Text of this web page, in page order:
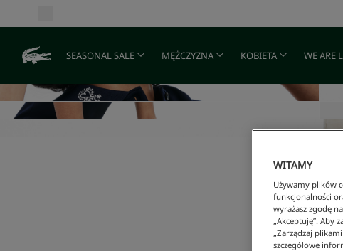
SEASONAL SALE MĘŻCZYZNA KOBIETA WE ARE
WITAMY
Używamy plików
funkcjonalności
wyrażasz zgodę
„Akceptuję”. Aby
„Zarządzaj
szczegółowe